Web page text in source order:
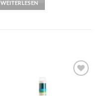
WEITERLESEN